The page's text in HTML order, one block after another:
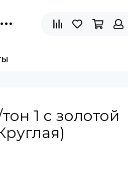
1 с золотой